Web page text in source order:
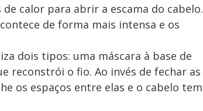
calor para abrir a escama do cabelo.
de forma mais intensa e os
dois tipos: uma máscara à base de
reconstrói o fio. Ao invés de fechar as
os espaços entre elas e o cabelo tem